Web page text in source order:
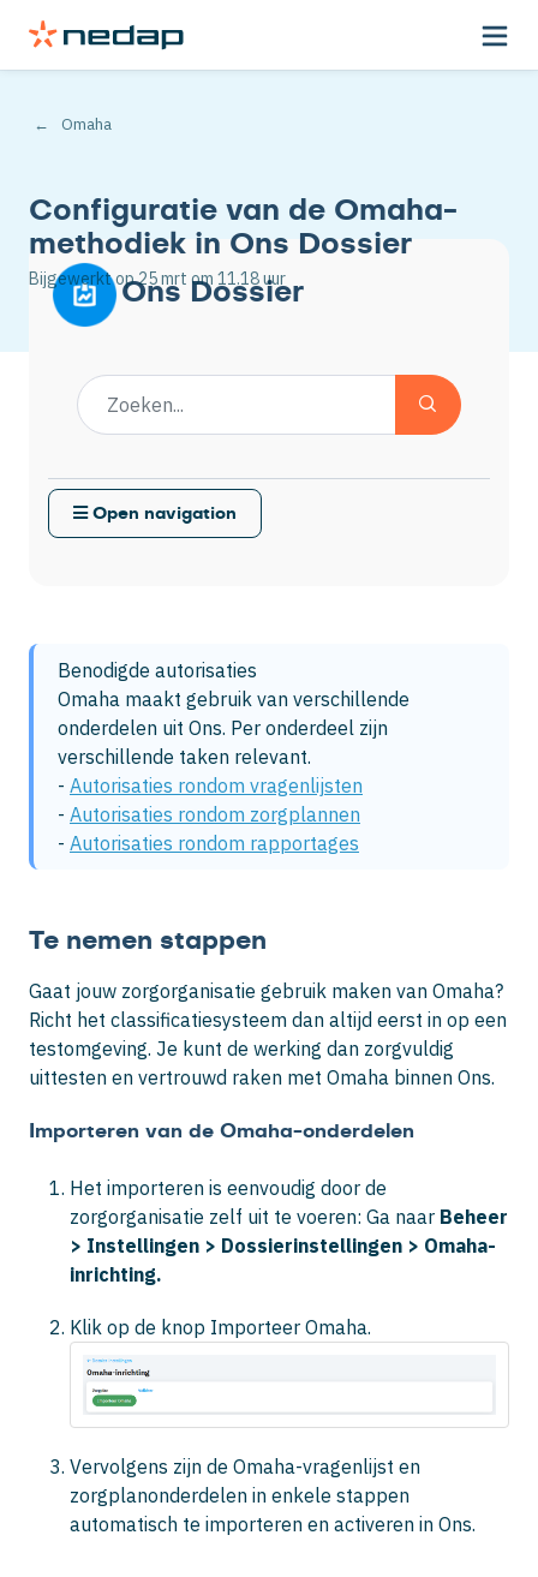
Omaha
Configuratie van de Omaha-
methodiek in Ons Dossier
Bijgewerkt op25 mrt om 11.18 uur
Benodigde autorisaties
Omaha maakt gebruik van verschillende
onderdelen uit Ons. Per onderdeel zijn
verschillende taken relevant.
- Autorisaties rondom vragenlijsten
- Autorisaties rondom zorgplannen
- Autorisaties rondom rapportages
Te nemen stappen
Gaat jouw zorgorganisatie gebruik maken van Omaha?
Richt het classificatiesysteem dan altijd eerst in op een
testomgeving. Je kunt de werking dan zorgvuldig
uittesten en vertrouwd raken met Omaha binnen Ons.
Importeren van de Omaha-onderdelen
Het importeren is eenvoudig door de
zorgorganisatie zelf uit te voeren: Ga naar Beheer
> Instellingen > Dossierinstellingen > Omaha-
inrichting.
Klik op de knop Importeer Omaha.
Vervolgens zijn de Omaha-vragenlijst en
zorgplanonderdelen in enkele stappen
automatisch te importeren en activeren in Ons.
Ons Dossier
Open navigation